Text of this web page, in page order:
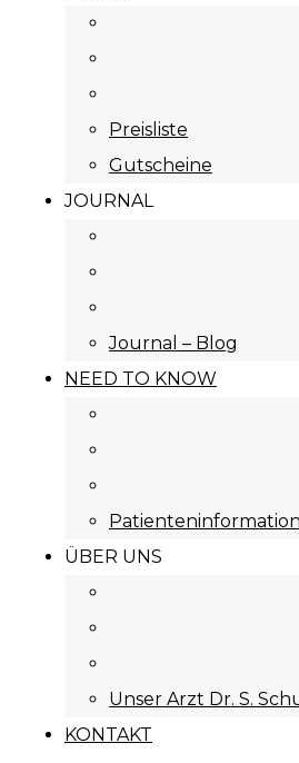
Preisliste
Gutscheine
JOURNAL
Journal – Blog
NEED TO KNOW
Patienteninformation
ÜBER UNS
Unser Arzt Dr. S.
KONTAKT